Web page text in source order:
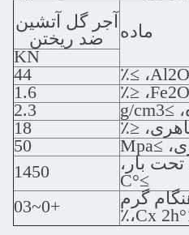
آجر گل آتشین
ضد ریختن
KN
44
1.6
2.3
18
50
+0~03